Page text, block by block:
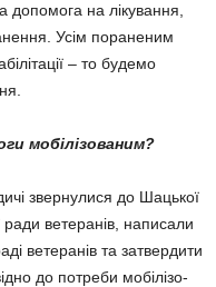
на лікування,
Усім пораненим
– то будемо
мобілізованим?
звернулися до Шацької
ради ветеранів, написали
ветеранів та затвердити
до потреби мобі­лізо­